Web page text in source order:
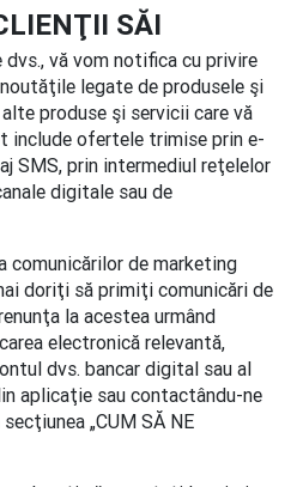
SĂI
vă vom notifica cu privire
legate de produsele şi
produse şi servicii care vă
include ofertele trimise prin e-
SMS, prin intermediul reţelelor
digitale sau de
comunicărilor de marketing
doriţi să primiţi comunicări de
la acestea urmând
electronică relevantă,
dvs. bancar digital sau al
aplicaţie sau contactându-ne
„CUM SĂ NE